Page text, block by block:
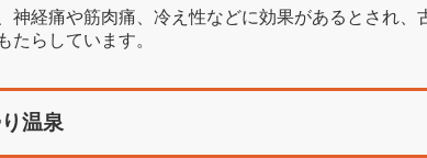
神経痛や筋肉痛、冷え性などに効果があるとされ
たらしています。
温泉